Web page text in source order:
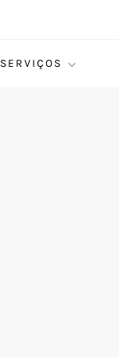
SERVIÇOS